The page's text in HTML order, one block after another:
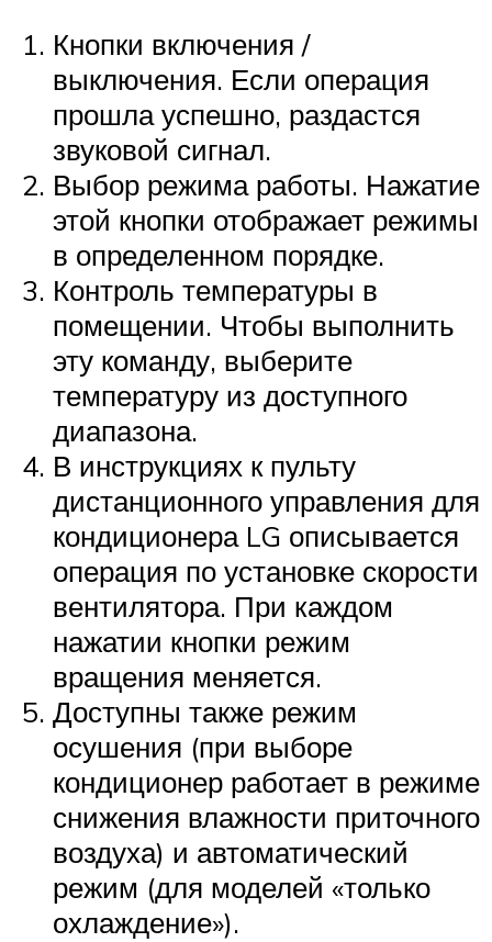
Кнопки включения /
выключения. Если операция
прошла успешно, раздастся
звуковой сигнал.
Выбор режима работы. Нажатие
этой кнопки отображает режимы
в определенном порядке.
Контроль температуры в
помещении. Чтобы выполнить
эту команду, выберите
температуру из доступного
диапазона.
В инструкциях к пульту
дистанционного управления для
кондиционера LG описывается
операция по установке скорости
вентилятора. При каждом
нажатии кнопки режим
вращения меняется.
Доступны также режим
осушения (при выборе
кондиционер работает в режиме
снижения влажности приточного
воздуха) и автоматический
режим (для моделей «только
охлаждение»).